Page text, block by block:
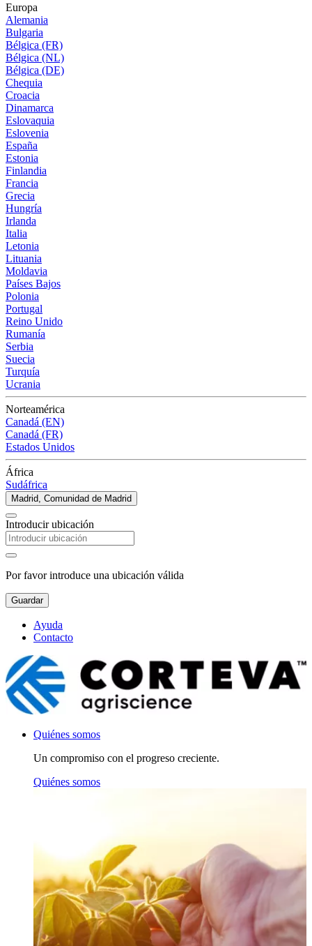
Europa
Alemania
Bulgaria
Bélgica (FR)
Bélgica (NL)
Bélgica (DE)
Chequia
Croacia
Dinamarca
Eslovaquia
Eslovenia
España
Estonia
Finlandia
Francia
Grecia
Hungría
Irlanda
Italia
Letonia
Lituania
Moldavia
Países Bajos
Polonia
Portugal
Reino Unido
Rumanía
Serbia
Suecia
Turquía
Ucrania
Norteamérica
Canadá (EN)
Canadá (FR)
Estados Unidos
África
Sudáfrica
Madrid, Comunidad de Madrid
Introducir ubicación
Por favor introduce una ubicación válida
Guardar
Ayuda
Contacto
Quiénes somos
Un compromiso con el progreso creciente.
Quiénes somos